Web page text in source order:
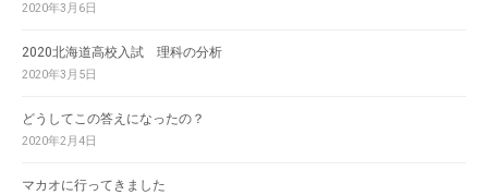
2020年3月6日
2020北海道高校入試 理科の分析
2020年3月5日
どうしてこの答えになったの？
2020年2月4日
マカオに行ってきました